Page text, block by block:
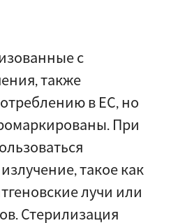
с
также
в ЕС, но
При
такое как
лучи или
Стерилизация